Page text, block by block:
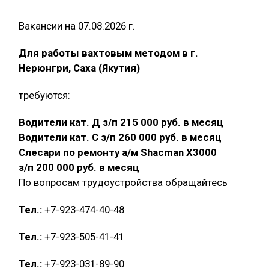
Вакансии на 07.08.2026 г.
Для работы вахтовым методом в г.
Нерюнгри, Саха (Якутия)
требуются:
Водители кат. Д з/п 215 000 руб. в месяц
Водители кат. С з/п 260 000 руб. в месяц
Слесари по ремонту а/м Shacman X3000
з/п 200 000 руб. в месяц
По вопросам трудоустройства обращайтесь
Тел.: +7-923-474-40-48
Тел.: +7-923-505-41-41
Тел.: +7-923-031-89-90